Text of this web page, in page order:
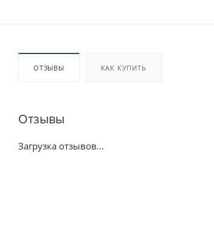
ОТЗЫВЫ КАК КУПИТЬ
Отзывы
Загрузка отзывов...